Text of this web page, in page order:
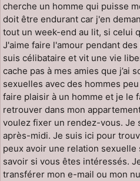
cherche un homme qui puisse
doit être endurant car j'en
tout un week-end au lit, si celui
J'aime faire l'amour pendant
suis célibataire et vit une vie
cache pas à mes amies que j’ai
sexuelles avec des hommes
faire plaisir à un homme et je le
retrouver dans mon
voulez fixer un rendez-vous. Je
après-midi. Je suis ici pour
peux avoir une relation sexuelle
savoir si vous êtes intéressés.
transférer mon e-mail ou mon